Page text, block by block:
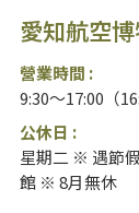
愛知航空
營業時間 :
9:30～17:00（
公休日 :
星期二 ※ 遇節
館 ※ 8月無休